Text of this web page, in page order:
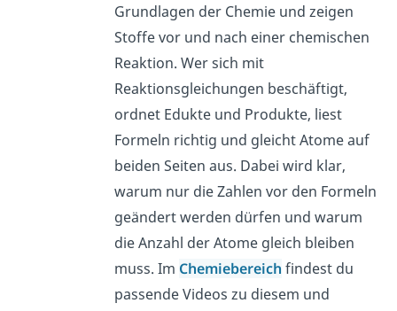
Grundlagen der Chemie und zeigen
Stoffe vor und nach einer chemischen
Reaktion. Wer sich mit
Reaktionsgleichungen beschäftigt,
ordnet Edukte und Produkte, liest
Formeln richtig und gleicht Atome auf
beiden Seiten aus. Dabei wird klar,
warum nur die Zahlen vor den Formeln
geändert werden dürfen und warum
die Anzahl der Atome gleich bleiben
muss. Im Chemiebereich findest du
passende Videos zu diesem und